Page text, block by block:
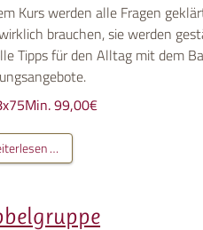
Kurs werden alle Fragen
brauchen, sie werden
Tipps für den Alltag mit dem
99,00€
…